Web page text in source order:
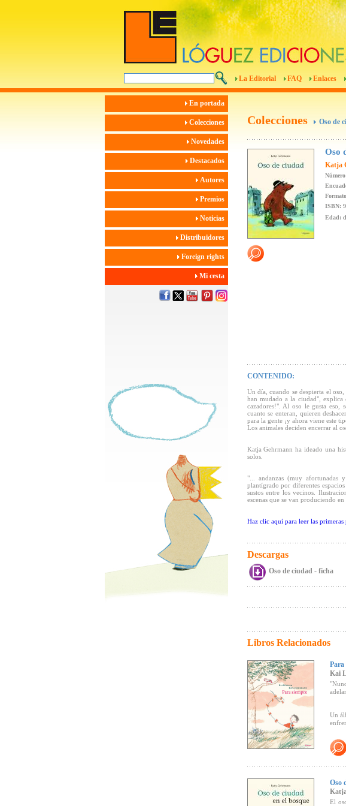
La Editorial FAQ Enlaces
En portada
Colecciones
Novedades
Destacados
Autores
Premios
Noticias
Distribuidores
Foreign rights
Mi cesta
Colecciones Oso de
Oso
Katja
ISBN:
Edad:
CONTENIDO:
Un día, cuando se despierta el
han mudado a la ciudad",
cazadores!". Al oso le gusta eso,
cuanto se enteran, quieren
para la gente ¡y ahora viene este
Los animales deciden encerrar al
Katja Gehrmann ha ideado una
solos.
"... andanzas (muy afortunadas
plantígrado por diferentes
sustos entre los vecinos.
escenas que se van produciendo
Haz clic aquí para leer las primeras
Descargas
Oso de ciudad - ficha
Libros Relacionados
Para
Kai
Un
Oso
El